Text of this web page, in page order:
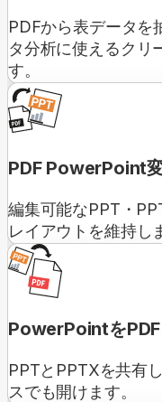
PDFから表データを
タ分析に使えるクリ
す。
PDF PowerPoint
編集可能なPPT・
レイアウトを維持し
PowerPointを
PPTとPPTXを共有
スでも開けます。